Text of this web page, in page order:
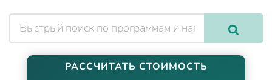
РАССЧИТАТЬ СТОИМОСТЬ